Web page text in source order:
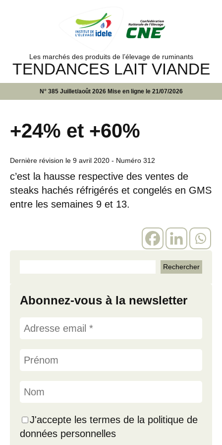
Les marchés des produits de l’élevage de ruminants
TENDANCES LAIT VIANDE
N° 385 Juillet/août 2026 Mise en ligne le 21/07/2026
+24% et +60%
Dernière révision le 9 avril 2020 - Numéro 312
c’est la hausse respective des ventes de
steaks hachés réfrigérés et congelés en GMS
entre les semaines 9 et 13.
Abonnez-vous à la newsletter
J'accepte les termes de la politique de
données personnelles